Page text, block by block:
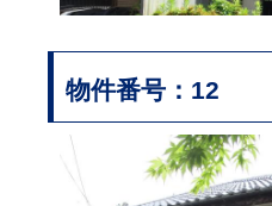
物件番号：12